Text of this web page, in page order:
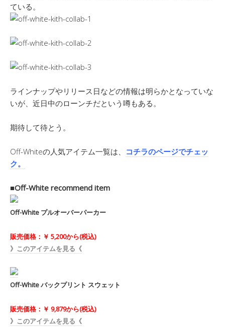
ている。
ラインナップやリリース日などの情報は明らかとなっていな
いが、近日中のローンチだという噂もある。
期待して待とう。
Off-Whiteの人気アイテム一覧は、 コチラのページでチェッ
ク。
■Off-White recommend item
Off-White プルオーバーパーカー
販売価格：￥ 5,200から(税込)
》このアイテムを見る《
Off-White バックプリント スウェット
販売価格：￥ 9,879から(税込)
》このアイテムを見る《